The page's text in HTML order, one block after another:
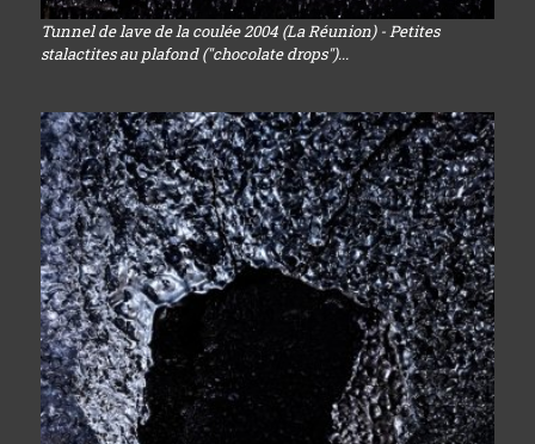
Tunnel de lave de la coulée 2004 (La Réunion) - Petites
stalactites au plafond ("chocolate drops")...